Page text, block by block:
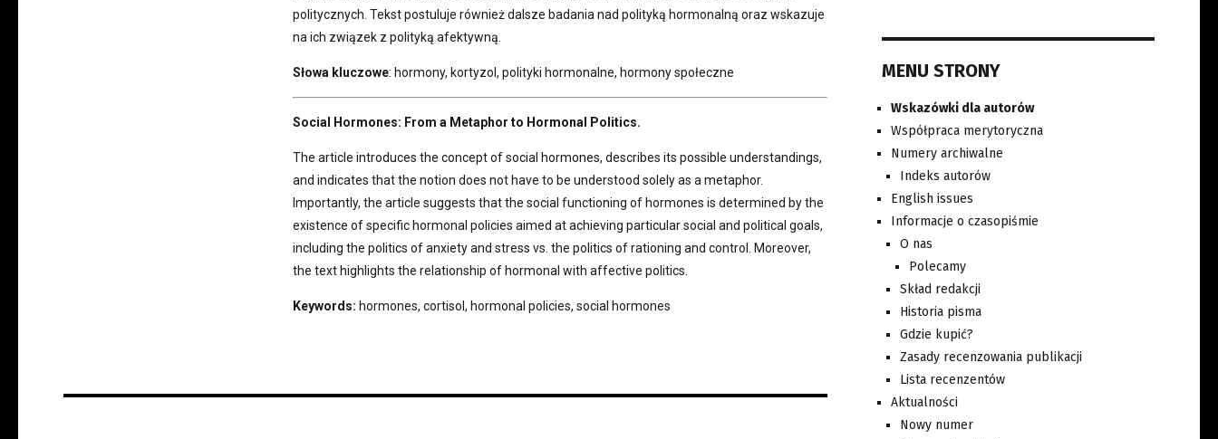
politycznych. Tekst postuluje również dalsze badania nad polityką hormonalną oraz wskazuje
na ich związek z polityką afektywną.
Słowa kluczowe: hormony, kortyzol, polityki hormonalne, hormony społeczne
Social Hormones: From a Metaphor to Hormonal Politics.
The article introduces the concept of social hormones, describes its possible understandings,
and indicates that the notion does not have to be understood solely as a metaphor.
Importantly, the article suggests that the social functioning of hormones is determined by the
existence of specific hormonal policies aimed at achieving particular social and political goals,
including the politics of anxiety and stress vs. the politics of rationing and control. Moreover,
the text highlights the relationship of hormonal with affective politics.
Keywords: hormones, cortisol, hormonal policies, social hormones
MENU STRONY
Wskazówki dla autorów
Współpraca merytoryczna
Numery archiwalne
Indeks autorów
English issues
Informacje o czasopiśmie
O nas
Polecamy
Skład redakcji
Historia pisma
Gdzie kupić?
Zasady recenzowania publikacji
Lista recenzentów
Aktualności
Nowy numer